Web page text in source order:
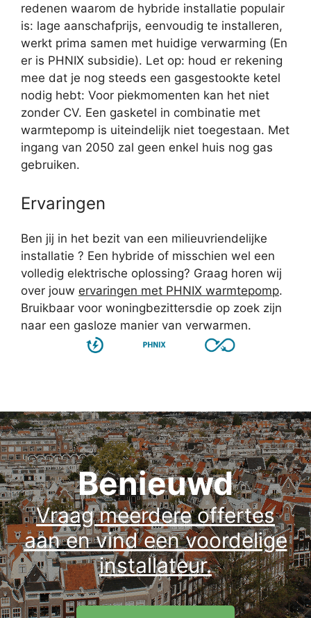
redenen waarom de hybride installatie populair
is: lage aanschafprijs, eenvoudig te installeren,
werkt prima samen met huidige verwarming (En
er is PHNIX subsidie). Let op: houd er rekening
mee dat je nog steeds een gasgestookte ketel
nodig hebt: Voor piekmomenten kan het niet
zonder CV. Een gasketel in combinatie met
warmtepomp is uiteindelijk niet toegestaan. Met
ingang van 2050 zal geen enkel huis nog gas
gebruiken.
Ervaringen
Ben jij in het bezit van een milieuvriendelijke
installatie ? Een hybride of misschien wel een
volledig elektrische oplossing? Graag horen wij
over jouw ervaringen met PHNIX warmtepomp.
Bruikbaar voor woningbezittersdie op zoek zijn
naar een gasloze manier van verwarmen.
Benieuwd
Vraag meerdere offertes
aan en vind een voordelige
installateur.